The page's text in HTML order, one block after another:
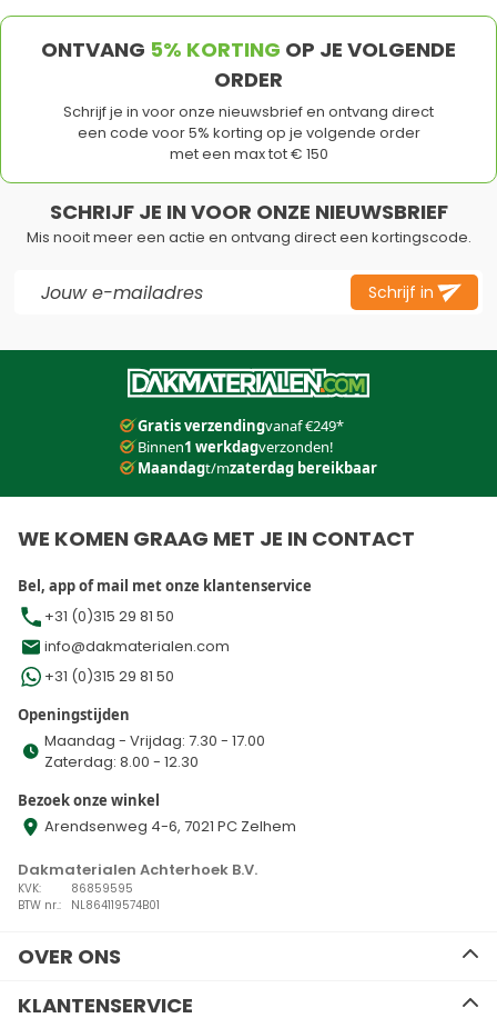
ONTVANG 5% KORTING OP JE VOLGENDE
ORDER
Schrijf je in voor onze nieuwsbrief en ontvang direct
een code voor 5% korting op je volgende order
met een max tot € 150
SCHRIJF JE IN VOOR ONZE NIEUWSBRIEF
Mis nooit meer een actie en ontvang direct een kortingscode.
Schrijf in
Gratis verzendingvanaf €249*
Binnen1 werkdagverzonden!
Maandagt/mzaterdag bereikbaar
WE KOMEN GRAAG MET JE IN CONTACT
Bel, app of mail met onze klantenservice
+31 (0)315 29 81 50
info@dakmaterialen.com
+31 (0)315 29 81 50
Openingstijden
Maandag - Vrijdag: 7.30 - 17.00
Zaterdag: 8.00 - 12.30
Bezoek onze winkel
Arendsenweg 4-6, 7021 PC Zelhem
Dakmaterialen Achterhoek B.V.
KVK:
86859595
BTW nr.:
NL864119574B01
OVER ONS
Ons team
Advies
KLANTENSERVICE